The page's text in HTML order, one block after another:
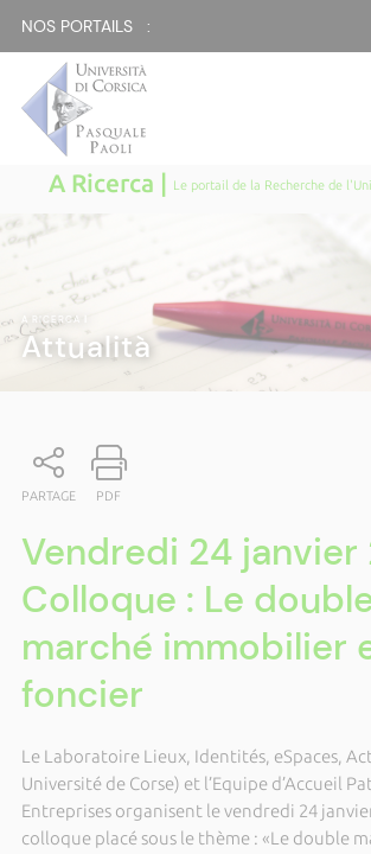
NOS PORTAILS :
A Ricerca | Le portail de la Recherche de
A RICERCA
Attualità
PARTAGE PDF
Vendredi 24 janvier
Colloque : Le
marché immobilier
foncier
Le Laboratoire Lieux, Identités, eSpaces,
Université de Corse) et l’Equipe d’Accueil
Entreprises organisent le vendredi 24
colloque placé sous le thème : «Le double